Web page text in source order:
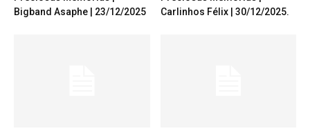
Bigband Asaphe | 23/12/2025
Carlinhos Félix | 30/12/2025.